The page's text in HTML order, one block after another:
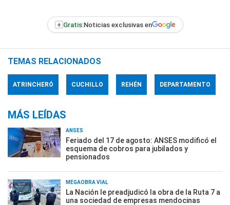
+ Gratis:Noticias exclusivas en
TEMAS RELACIONADOS
ATRINCHERÓ CUCHILLO REHÉN DEPARTAMENTO
MÁS LEÍDAS
ANSES
Feriado del 17 de agosto: ANSES modificó el
esquema de cobros para jubilados y
pensionados
MEGAOBRA VIAL
La Nación le preadjudicó la obra de la Ruta 7 a
una sociedad de empresas mendocinas